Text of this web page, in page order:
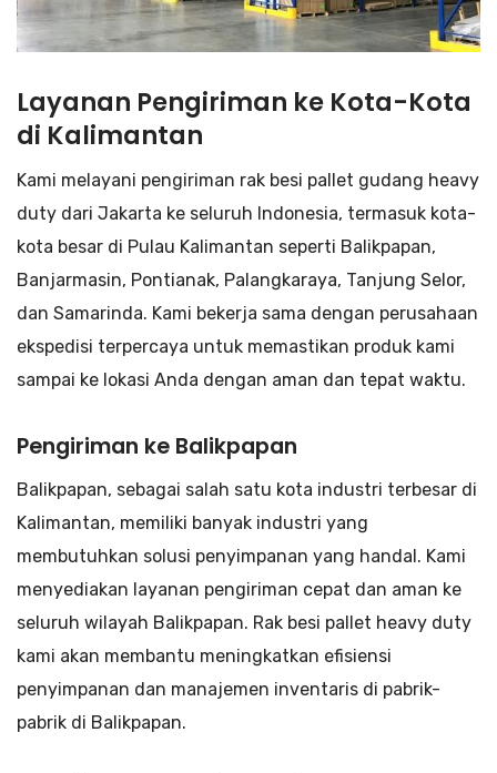
Layanan Pengiriman ke Kota-Kota
di Kalimantan
Kami melayani pengiriman rak besi pallet gudang heavy
duty dari Jakarta ke seluruh Indonesia, termasuk kota-
kota besar di Pulau Kalimantan seperti Balikpapan,
Banjarmasin, Pontianak, Palangkaraya, Tanjung Selor,
dan Samarinda. Kami bekerja sama dengan perusahaan
ekspedisi terpercaya untuk memastikan produk kami
sampai ke lokasi Anda dengan aman dan tepat waktu.
Pengiriman ke Balikpapan
Balikpapan, sebagai salah satu kota industri terbesar di
Kalimantan, memiliki banyak industri yang
membutuhkan solusi penyimpanan yang handal. Kami
menyediakan layanan pengiriman cepat dan aman ke
seluruh wilayah Balikpapan. Rak besi pallet heavy duty
kami akan membantu meningkatkan efisiensi
penyimpanan dan manajemen inventaris di pabrik-
pabrik di Balikpapan.